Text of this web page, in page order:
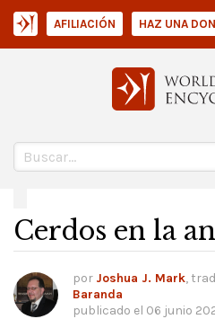
AFILIACIÓN HAZ UNA
Cerdos en la
por Joshua J. Mark,
Baranda
publicado el 06 junio